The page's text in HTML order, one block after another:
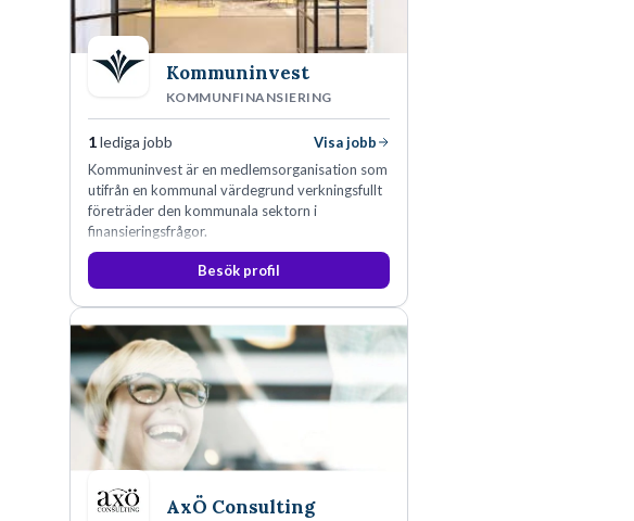
Kommuninvest
KOMMUNFINANSIERING
1lediga jobb
Visa jobb
Kommuninvest är en medlemsorganisation som
utifrån en kommunal värdegrund verkningsfullt
företräder den kommunala sektorn i
finansieringsfrågor.
Besök profil
AxÖ Consulting